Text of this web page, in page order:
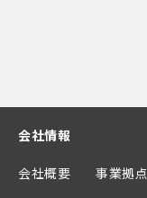
会社情報
会社概要 事業拠点